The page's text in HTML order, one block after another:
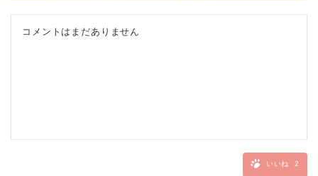
コメントはまだありません
いいね 2